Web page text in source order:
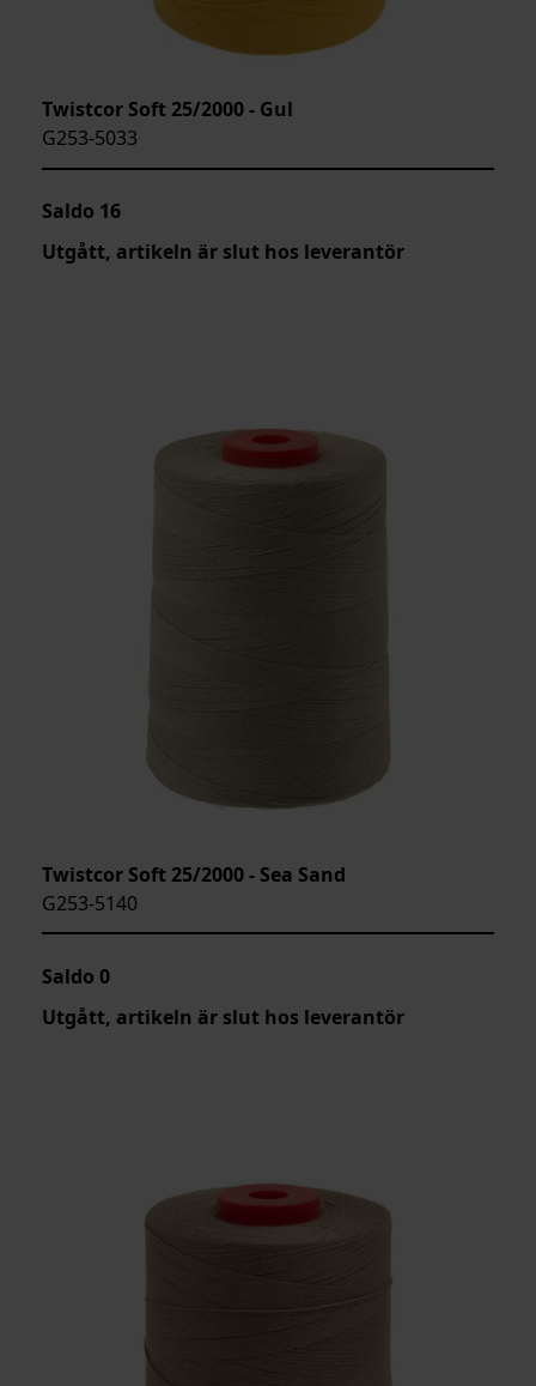
Twistcor Soft 25/2000 - Gul
G253-5033
Saldo 16
Utgått, artikeln är slut hos leverantör
Twistcor Soft 25/2000 - Sea Sand
G253-5140
Saldo 0
Utgått, artikeln är slut hos leverantör